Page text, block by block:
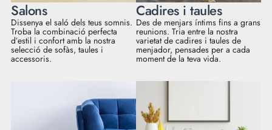
Salons
Dissenya el saló dels teus somnis.
Troba la combinació perfecta
dʻestil i confort amb la nostra
selecció de sofàs, taules i
accessoris.
Cadires i taules
Des de menjars íntims fins a grans
reunions. Tria entre la nostra
varietat de cadires i taules de
menjador, pensades per a cada
moment de la teva vida.